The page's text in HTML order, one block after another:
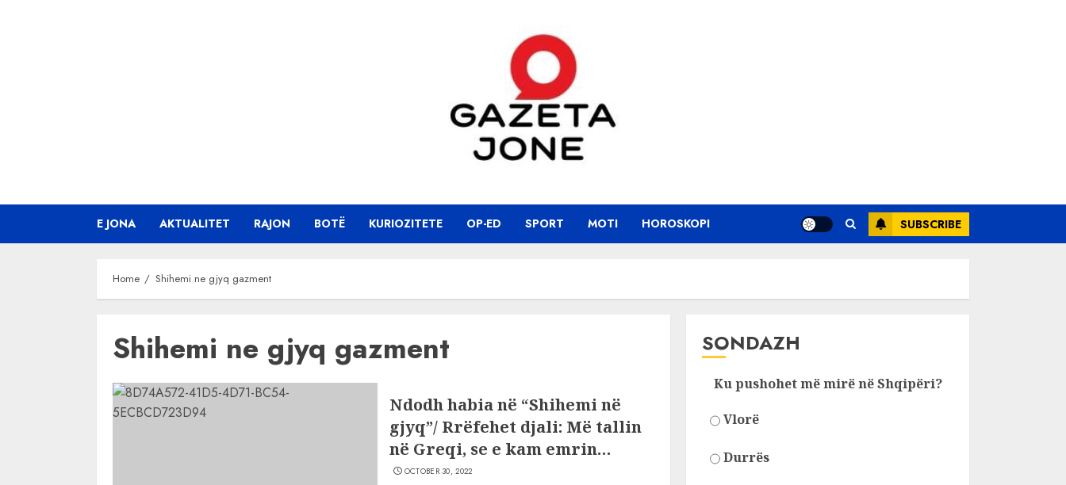
E JONA AKTUALITET RAJON BOTË KURIOZITETE OP-ED SPORT MOTI HOROSKOPI SUBSCRIBE
Home Shihemi ne gjyq gazment
Shihemi ne gjyq gazment
Ndodh habia në “Shihemi në
gjyq”/ Rrëfehet djali: Më tallin
në Greqi, se e kam emrin…
OCTOBER 30, 2022
SONDAZH
Ku pushohet më mirë në Shqipëri?
Vlorë
Durrës